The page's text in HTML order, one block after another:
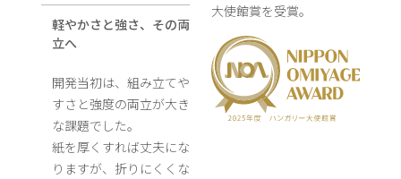
軽やかさと強さ、その両
立へ
開発当初は、組み立てや
すさと強度の両立が大き
な課題でした。
紙を厚くすれば丈夫にな
りますが、折りにくくな
大使館賞を受賞。